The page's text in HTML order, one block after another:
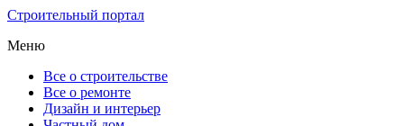
Строительный портал
Меню
Все о строительстве
Все о ремонте
Дизайн и интерьер